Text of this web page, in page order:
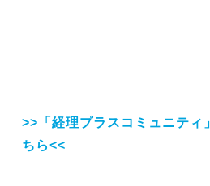
>>「経理プラスコミュニティ
ちら<<